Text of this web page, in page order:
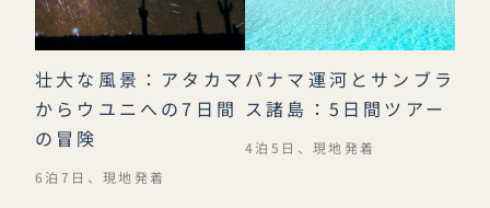
壮大な風景：アタカマ
からウユニへの7日間
の冒険
6泊7日、現地発着
パナマ運河とサンブラ
ス諸島：5日間ツアー
4泊5日、現地発着